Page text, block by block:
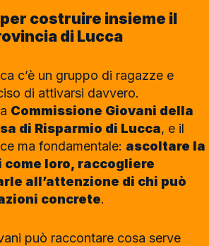
per costruire insieme il
di Lucca
c’è un gruppo di ragazze e
di attivarsi davvero.
Commissione Giovani della
di Risparmio di Lucca, e il
ma fondamentale: ascoltare la
come loro, raccogliere
all’attenzione di chi può
concrete.
può raccontare cosa serve